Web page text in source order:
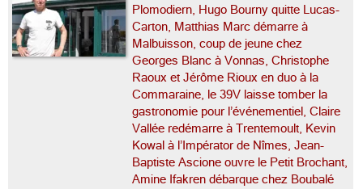
Plomodiern, Hugo Bourny quitte Lucas-
Carton, Matthias Marc démarre à
Malbuisson, coup de jeune chez
Georges Blanc à Vonnas, Christophe
Raoux et Jérôme Rioux en duo à la
Commaraine, le 39V laisse tomber la
gastronomie pour l’événementiel, Claire
Vallée redémarre à Trentemoult, Kevin
Kowal à l’Impérator de Nîmes, Jean-
Baptiste Ascione ouvre le Petit Brochant,
Amine Ifakren débarque chez Boubalé